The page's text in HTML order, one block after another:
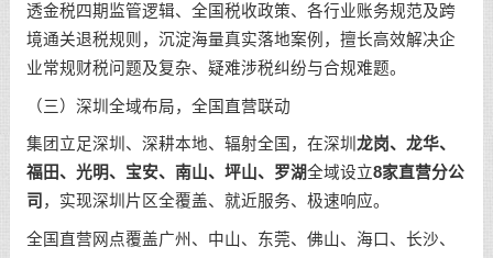
透金税四期监管逻辑、全国税收政策、各行业账务规范及跨
境通关退税规则，沉淀海量真实落地案例，擅长高效解决企
业常规财税问题及复杂、疑难涉税纠纷与合规难题。
（三）深圳全域布局，全国直营联动
集团立足深圳、深耕本地、辐射全国，在深圳 龙岗、龙华、
福田、光明、宝安、南山、坪山、罗湖全域设立8家直营分公
司 ，实现深圳片区全覆盖、就近服务、极速响应。
全国直营网点覆盖广州、中山、东莞、佛山、海口、长沙、